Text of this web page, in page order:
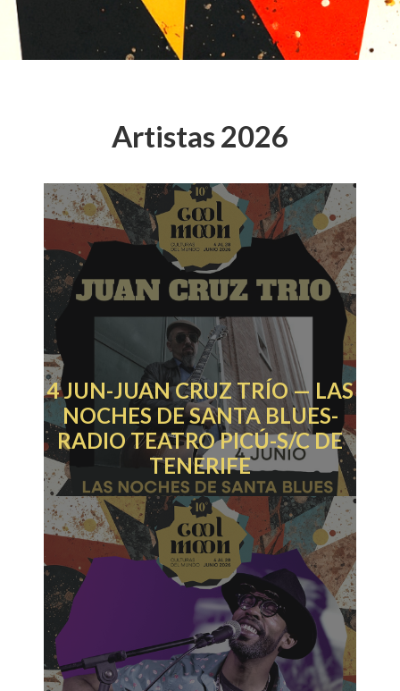
Artistas 2026
4 JUN-JUAN CRUZ TRÍO — LAS
NOCHES DE SANTA BLUES-
RADIO TEATRO PICÚ-S/C DE
TENERIFE